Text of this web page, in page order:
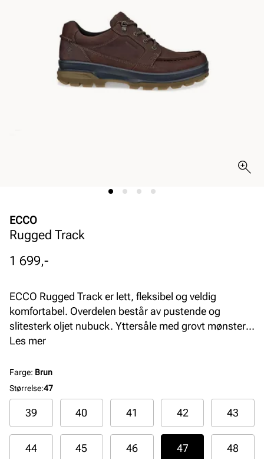
ECCO
Rugged Track
Pris
1 699,-
ECCO Rugged Track er lett, fleksibel og veldig
komfortabel. Overdelen består av pustende og
slitesterk oljet nubuck. Yttersåle med grovt mønster
gir trekkraft i forskjellige typer værforhold. Uttakbar
at skoene har vært i bruk. Perfekt arbeids- og
fritidssko for mannen som foretrekker en litt
kraftigere sko.
Les mer
Farge: Brun
Størrelse:47
39 40 41 42 43
44 45 46 47 48